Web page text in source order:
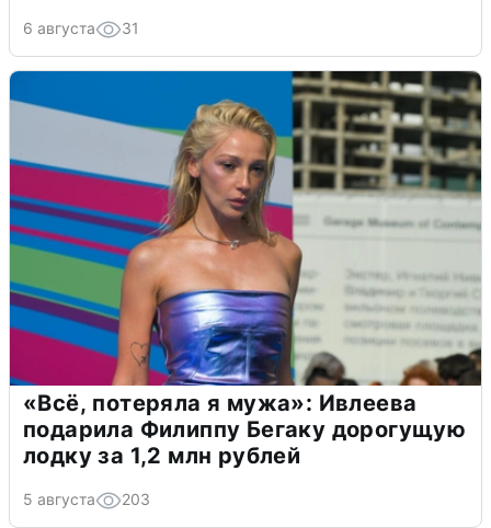
6 августа 31
«Всё, потеряла я мужа»: Ивлеева
подарила Филиппу Бегаку дорогущую
лодку за 1,2 млн рублей
5 августа 203